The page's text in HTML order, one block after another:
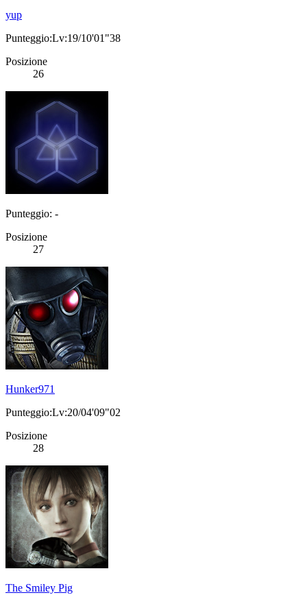
yup
Punteggio:Lv:19/10'01"38
Posizione
26
Punteggio: -
Posizione
27
Hunker971
Punteggio:Lv:20/04'09"02
Posizione
28
The Smiley Pig